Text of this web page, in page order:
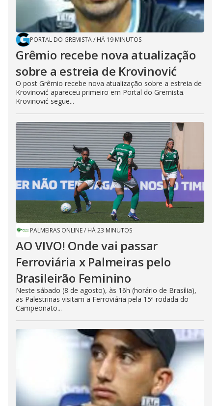
PORTAL DO GREMISTA/ HÁ 19 MINUTOS
Grêmio recebe nova atualização
sobre a estreia de Krovinović
O post Grêmio recebe nova atualização sobre a estreia de
Krovinović apareceu primeiro em Portal do Gremista.
Krovinović segue...
PALMEIRAS ONLINE/ HÁ 23 MINUTOS
AO VIVO! Onde vai passar
Ferroviária x Palmeiras pelo
Brasileirão Feminino
Neste sábado (8 de agosto), às 16h (horário de Brasília),
as Palestrinas visitam a Ferroviária pela 15ª rodada do
Campeonato...